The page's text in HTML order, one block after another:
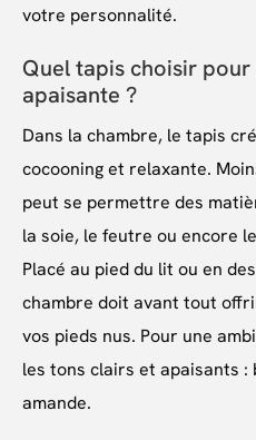
votre personnalité.
Quel tapis choisir pour
apaisante ?
Dans la chambre, le tapis
cocooning et relaxante.
peut se permettre des
la soie, le feutre ou encore
Placé au pied du lit ou en
chambre doit avant tout
vos pieds nus. Pour une
les tons clairs et apaisants :
amande.